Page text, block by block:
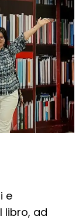
e
libro, ad